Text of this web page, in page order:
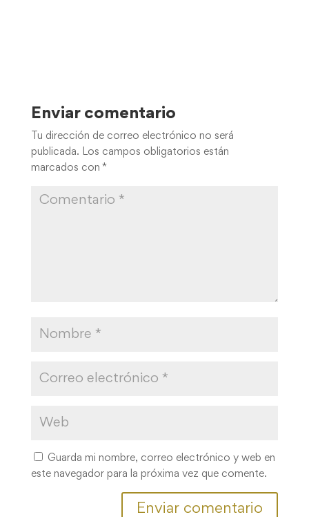
Enviar comentario
Tu dirección de correo electrónico no será
publicada.
Los campos obligatorios están
marcados con *
Guarda mi nombre, correo electrónico y web en
este navegador para la próxima vez que comente.